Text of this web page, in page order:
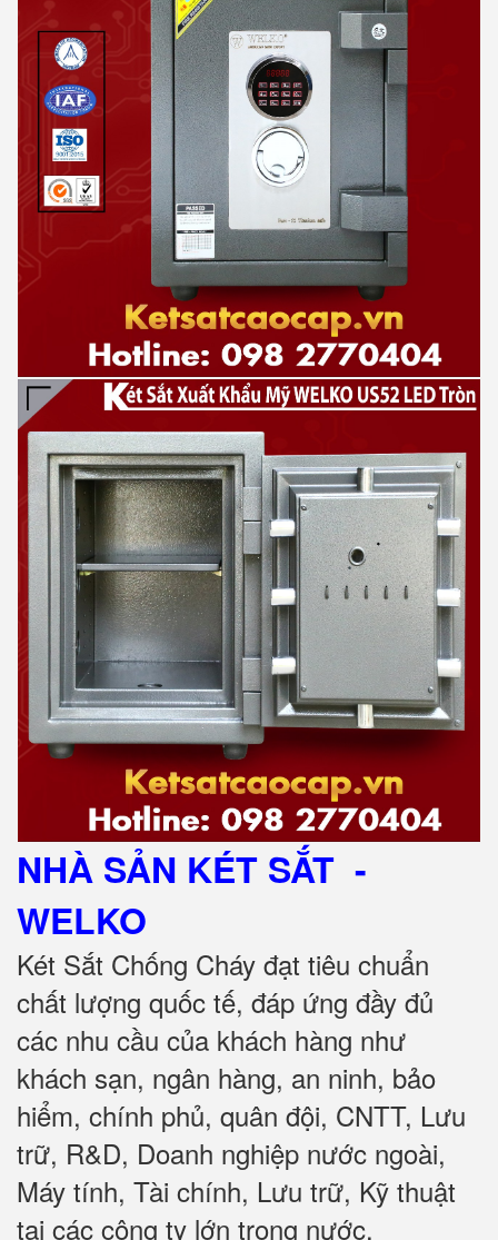
NHÀ SẢN KÉT SẮT -
WELKO
Két Sắt Chống Cháy đạt tiêu chuẩn
chất lượng quốc tế, đáp ứng đầy đủ
các nhu cầu của khách hàng như
khách sạn, ngân hàng, an ninh, bảo
hiểm, chính phủ, quân đội, CNTT, Lưu
trữ, R&D, Doanh nghiệp nước ngoài,
Máy tính, Tài chính, Lưu trữ, Kỹ thuật
tại các công ty lớn trong nước.